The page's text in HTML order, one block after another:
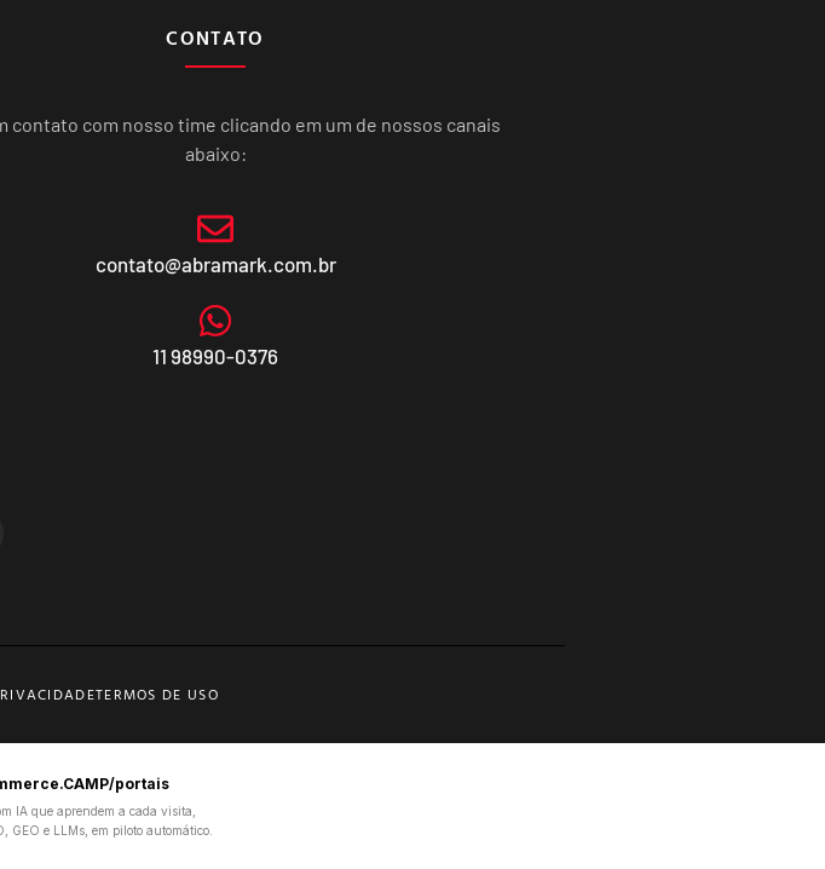
CONTATO
contato com nosso time clicando em um de nossos canais
abaixo:
contato@abramark.com.br
11 98990-0376
TERMOS DE USO
portais
IA que aprendem a cada visita,
GEO e LLMs, em piloto automático.